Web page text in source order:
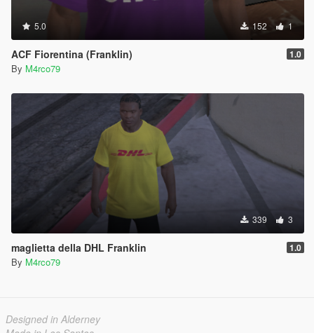
5.0 152 1
ACF Fiorentina (Franklin) 1.0
By M4rco79
339 3
maglietta della DHL Franklin 1.0
By M4rco79
Designed in Alderney